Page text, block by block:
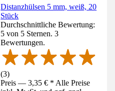
Distanzhülsen 5 mm, weiß, 20
Stück
Durchschnittliche Bewertung:
5 von 5 Sternen. 3
Bewertungen.
(3)
Preis — 3,35 € * Alle Preise